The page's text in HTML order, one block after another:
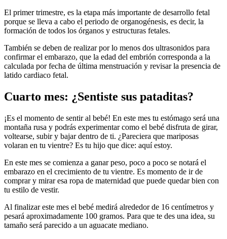
El primer trimestre, es la etapa más importante de desarrollo fetal
porque se lleva a cabo el periodo de organogénesis, es decir, la
formación de todos los órganos y estructuras fetales.
También se deben de realizar por lo menos dos ultrasonidos para
confirmar el embarazo, que la edad del embrión corresponda a la
calculada por fecha de última menstruación y revisar la presencia de
latido cardiaco fetal.
Cuarto mes: ¿Sentiste sus pataditas?
¡Es el momento de sentir al bebé! En este mes tu estómago será una
montaña rusa y podrás experimentar como el bebé disfruta de girar,
voltearse, subir y bajar dentro de ti. ¿Pareciera que mariposas
volaran en tu vientre? Es tu hijo que dice: aquí estoy.
En este mes se comienza a ganar peso, poco a poco se notará el
embarazo en el crecimiento de tu vientre. Es momento de ir de
comprar y mirar esa ropa de maternidad que puede quedar bien con
tu estilo de vestir.
Al finalizar este mes el bebé medirá alrededor de 16 centímetros y
pesará aproximadamente 100 gramos. Para que te des una idea, su
tamaño será parecido a un aguacate mediano.